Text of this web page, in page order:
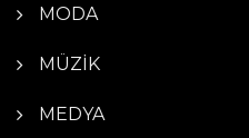
MODA
MÜZİK
MEDYA